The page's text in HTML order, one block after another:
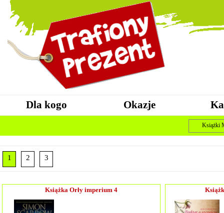
Dla kogo Okazje
Książki
1 2 3
Książka Orły imperium 4